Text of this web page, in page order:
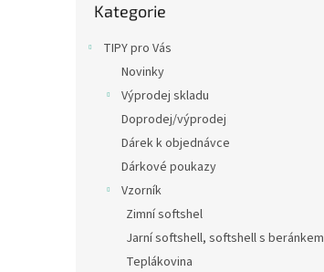
kategorie
Kategorie
TIPY pro Vás
Novinky
Výprodej skladu
Doprodej/výprodej
Dárek k objednávce
Dárkové poukazy
Vzorník
Zimní softshel
Jarní softshell, softshell s beránkem
Teplákovina